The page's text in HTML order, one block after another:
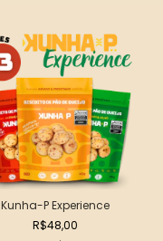
Kunha-P Experience
R$48,00